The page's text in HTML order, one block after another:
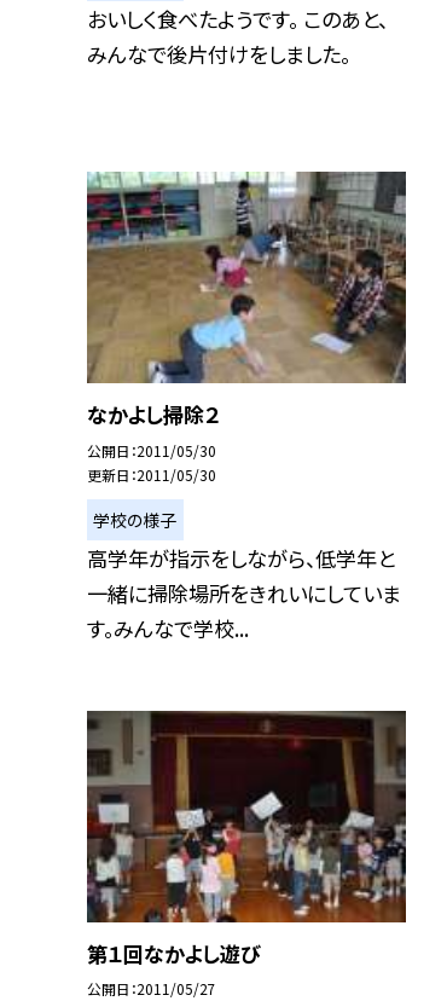
おいしく食べたようです。 このあと、
みんなで後片付けをしました。
なかよし掃除２
公開日 2011/05/30
更新日 2011/05/30
学校の様子
高学年が指示をしながら、低学年と
一緒に掃除場所をきれいにしていま
す。みんなで学校...
第１回なかよし遊び
公開日 2011/05/27